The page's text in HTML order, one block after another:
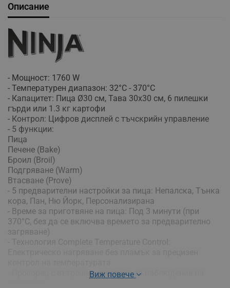
Описание
- Мощност: 1760 W
- Температурен диапазон: 32°C - 370°C
- Капацитет: Пица Ø30 см, Тава 30x30 см, 6 пилешки
гърди или 1.3 кг картофи
- Контрол: Цифров дисплей с тъчскрийн управление
- 5 функции:
Пица
Печене (Bake)
Броил (Broil)
Подгряване (Warm)
Втасване (Prove)
- 5 предварителни настройки за пица: Непалска, Тънка
кора, Пан, Ню Йорк, Персонализирана
- Време за приготвяне на пица: Под 3 минути (при
370°C, без да се включва времето за предварително
загряване)
- Прозорец с вътрешна светлина за наблюдение на
Виж повече